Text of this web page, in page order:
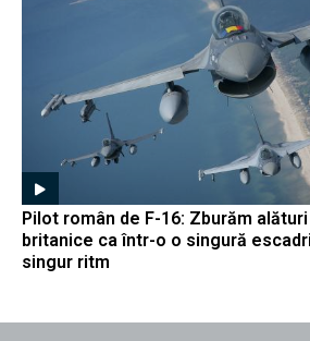
Pilot român de F-16: Zburăm
britanice ca într-o o singură
singur ritm